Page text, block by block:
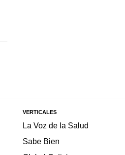
VERTICALES
La Voz de la Salud
Sabe Bien